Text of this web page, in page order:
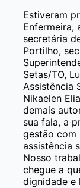
Estiveram
Enfermeira,
secretária
Portilho,
Setas/TO,
Assistência
Nikaelen
demais
sua fala, a
gestão com
assistência
Nosso
chegue a
dignidade e